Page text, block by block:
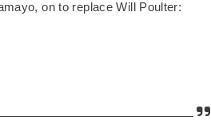
on to replace Will Poulter: